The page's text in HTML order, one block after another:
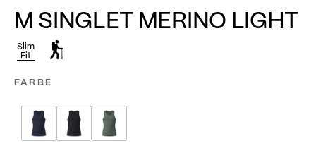
M SINGLET MERINO LIGHT
Slim
Fit
FARBE